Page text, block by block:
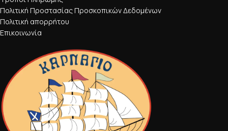
Πολιτική Προστασίας Προσκοπικών Δεδομένων
Πολιτική απορρήτου
Επικοινωνία